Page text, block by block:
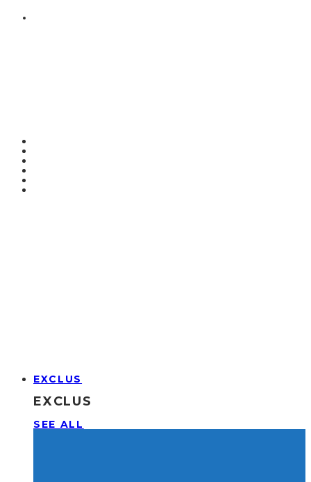
EXCLUS
EXCLUS
SEE ALL